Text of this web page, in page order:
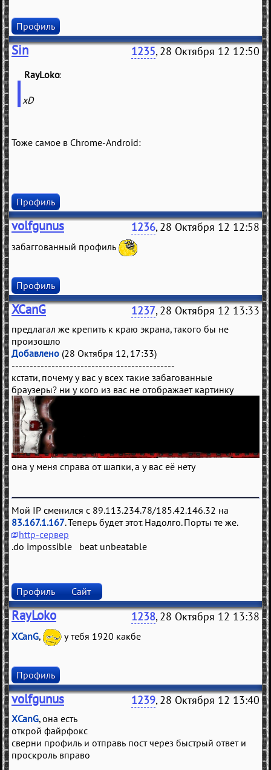
Профиль
Sin 1235, 28 Октября 12 12:50
RayLoko
xD
Тоже самое в Chrome-Android:
Профиль
volfgunus 1236, 28 Октября 12 12:58
забаггованный профиль
Профиль
XCanG 1237, 28 Октября 12 13:33
предлагал же крепить к краю экрана, такого бы не
произошло
Добавлено (28 Октября 12, 17:33)
---------------------------------------------
кстати, почему у вас у всех такие забагованные
браузеры? ни у кого из вас не отображает картинку
она у меня справа от шапки, а у вас её нету
Мой IP сменился с 89.113.234.78/185.42.146.32 на
83.167.1.167. Теперь будет этот. Надолго. Порты те же.
http-сервер
.do impossible beat unbeatable
Профиль Сайт
RayLoko 1238, 28 Октября 12 13:38
XCanG, у тебя 1920 какбе
Профиль
volfgunus 1239, 28 Октября 12 13:40
XCanG, она есть
открой файрфокс
сверни профиль и отправь пост через быстрый ответ и
проскроль вправо